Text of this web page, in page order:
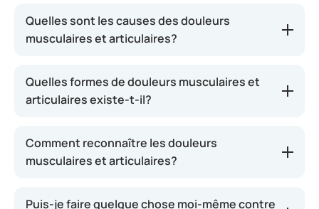
musculaires. Cela peut survenir après une activité
sportive, une période prolongée dans une mauvaise
grippal. Il s’agit souvent d’une surcharge
musculaire, qui peut entraîner une accumulation
des crampes ou des douleurs musculaires. Ces
douleurs peuvent apparaître dans les jambes, les
Quelles sont les causes des douleurs
musculaires et articulaires?
Quelles formes de douleurs musculaires et
articulaires existe-t-il?
Comment reconnaître les douleurs
musculaires et articulaires?
Puis-je faire quelque chose moi-même contre